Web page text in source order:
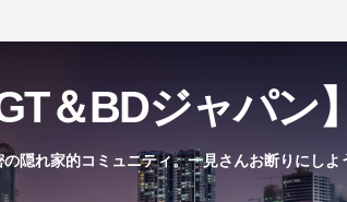
＆BDジャパン
隠れ家的コミュニティ。一見さんお断りにしよ